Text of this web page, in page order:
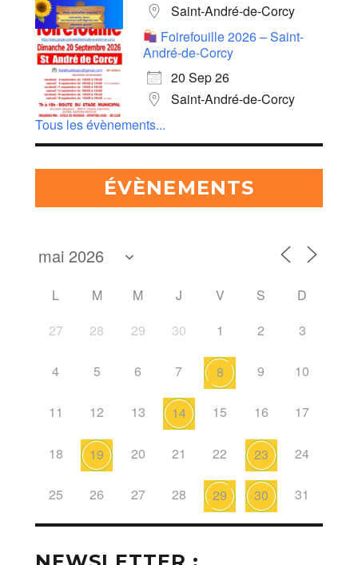
Saint-André-de-Corcy
Foirefouille 2026 – Saint-
André-de-Corcy
20 Sep 26
Saint-André-de-Corcy
Tous les évènements...
ÉVÈNEMENTS
L M M J V S
D
27
28 29 30 1 2 3
4 5 6 7 8 9 10
11 12 13 14 15 16 17
18 19 20 21 22 23 24
25 26 27 28 29 30 31